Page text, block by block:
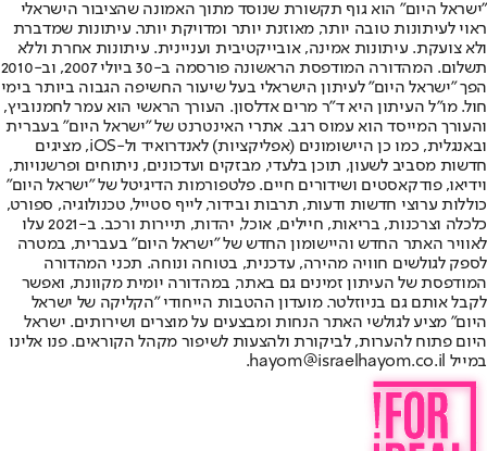
"ישראל היום" הוא גוף תקשורת שנוסד מתוך האמונה שהציבור הישראלי
ראוי לעיתונות טובה יותר, מאוזנת יותר ומדויקת יותר. עיתונות שמדברת
ולא צועקת. עיתונות אמינה, אובייקטיבית ועניינית. עיתונות אחרת וללא
תשלום. המהדורה המודפסת הראשונה פורסמה ב-30 ביולי 2007, וב-2010
הפך "ישראל היום" לעיתון הישראלי בעל שיעור החשיפה הגבוה ביותר בימי
חול. מו"ל העיתון היא ד"ר מרים אדלסון. העורך הראשי הוא עמר לחמנוביץ,
והעורך המייסד הוא עמוס רגב. אתרי האינטרנט של "ישראל היום" בעברית
ובאנגלית, כמו כן היישומונים (אפליקציות) לאנדרואיד ול-iOS, מציגים
חדשות מסביב לשעון, תוכן בלעדי, מבזקים ועדכונים, ניתוחים ופרשנויות,
וידיאו, פודקאסטים ושידורים חיים. פלטפורמות הדיגיטל של "ישראל היום"
כוללות ערוצי חדשות ודעות, תרבות ובידור, לייף סטייל, טכנולוגיה, ספורט,
כלכלה וצרכנות, בריאות, חיילים, אוכל, יהדות, תיירות ורכב. ב-2021 עלו
לאוויר האתר החדש והיישומון החדש של "ישראל היום" בעברית, במטרה
לספק לגולשים חוויה מהירה, עדכנית, בטוחה ונוחה. תכני המהדורה
המודפסת של העיתון זמינים גם באתר, במהדורה יומית מקוונת, ואפשר
לקבל אותם גם בניוזלטר. מועדון ההטבות הייחודי "הקליקה של ישראל
היום" מציע לגולשי האתר הנחות ומבצעים על מוצרים ושירותים. ישראל
היום פתוח להערות, לביקורת ולהצעות לשיפור מקהל הקוראים. פנו אלינו
במייל hayom@israelhayom.co.il.